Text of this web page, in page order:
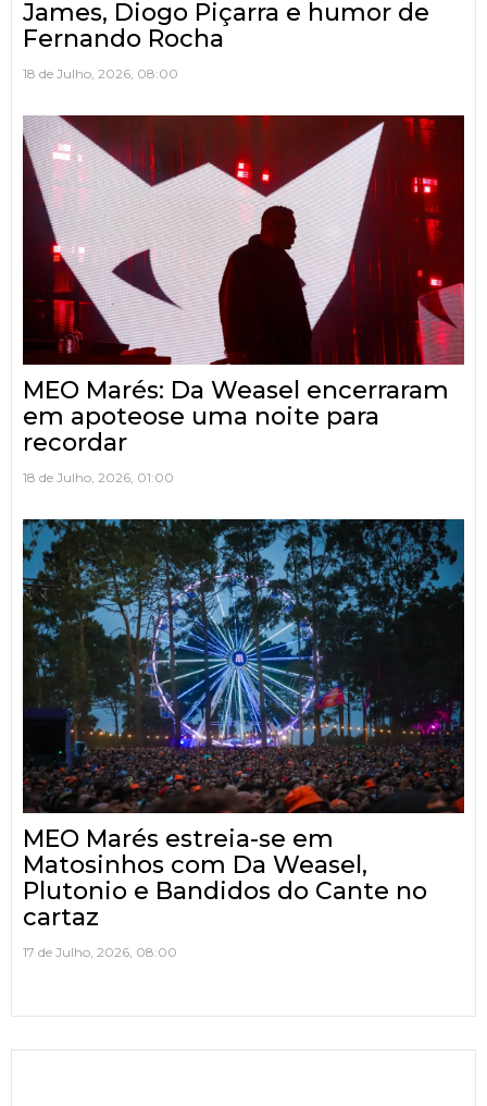
James, Diogo Piçarra e humor de
Fernando Rocha
18 de Julho, 2026, 08:00
MEO Marés: Da Weasel encerraram
em apoteose uma noite para
recordar
18 de Julho, 2026, 01:00
MEO Marés estreia-se em
Matosinhos com Da Weasel,
Plutonio e Bandidos do Cante no
cartaz
17 de Julho, 2026, 08:00